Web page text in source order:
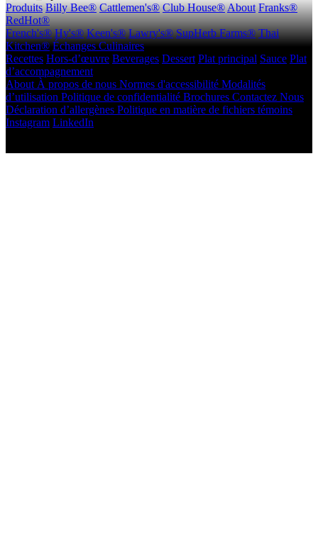
Produits Billy Bee® Cattlemen's® Club House®About Franks®
RedHot®
French's® Hy's® Keen's® Lawry's® SupHerb Farms® Thai
Kitchen® Échanges Culinaires
Recettes Hors-d’œuvre Beverages Dessert Plat principal Sauce Plat
d’accompagnement
About À propos de nous Normes d'accessibilité Modalités
d’utilisation Politique de confidentialité Brochures Contactez Nous
Déclaration d’allergènes Politique en matière de fichiers témoins
Instagram LinkedIn